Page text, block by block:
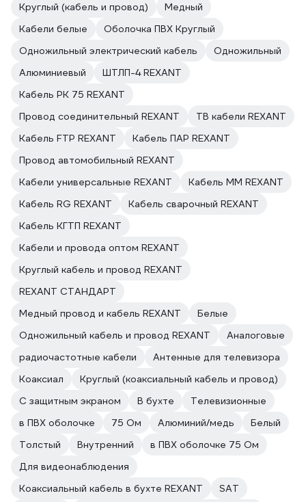
Круглый (кабель и провод)
Медный
Кабели белые
Оболочка ПВХ Круглый
Одножильный электрический кабель
Одножильный
Алюминиевый
ШТЛП-4 REXANT
Кабель РК 75 REXANT
Провод соединительный REXANT
ТВ кабели REXANT
Кабель FTP REXANT
Кабель ПАР REXANT
Провод автомобильный REXANT
Кабели универсальные REXANT
Кабель ММ REXANT
Кабель RG REXANT
Кабель сварочный REXANT
Кабель КГТП REXANT
Кабели и провода оптом REXANT
Круглый кабель и провод REXANT
REXANT СТАНДАРТ
Медный провод и кабель REXANT
Белые
Одножильный кабель и провод REXANT
Аналоговые
радиочастотные кабели
Антенные для телевизора
Коаксиал
Круглый (коаксиальный кабель и провод)
С защитным экраном
В бухте
Телевизионные
в ПВХ оболочке
75 Ом Алюминий/медь
Белый
Толстый
Внутренний
в ПВХ оболочке 75 Ом
Для видеонаблюдения
Коаксиальный кабель в бухте REXANT
SAT